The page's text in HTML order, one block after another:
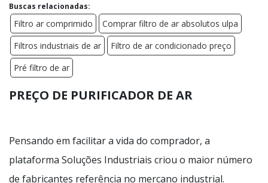
Buscas relacionadas:
Filtro ar comprimido
Comprar filtro de ar absolutos ulpa
Filtros industriais de ar
Filtro de ar condicionado preço
Pré filtro de ar
PREÇO DE PURIFICADOR DE AR
Pensando em facilitar a vida do comprador, a
plataforma Soluções Industriais criou o maior número
de fabricantes referência no mercano industrial.